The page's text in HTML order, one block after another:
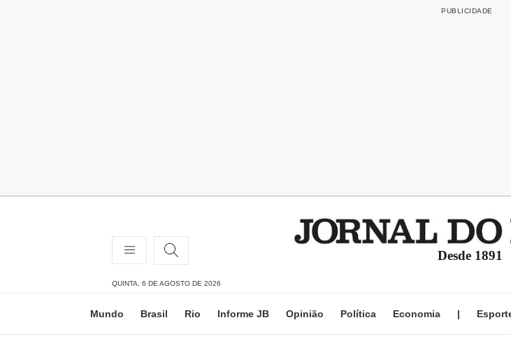
Desde 1891
QUINTA, 6 DE AGOSTO DE 2026
Mundo Brasil Rio Informe JB Opinião Política Economia |